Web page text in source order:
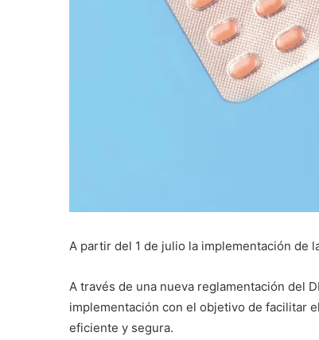
A partir del 1 de julio la implementación de
A través de una nueva reglamentación del
implementación con el objetivo de facilitar
eficiente y segura.